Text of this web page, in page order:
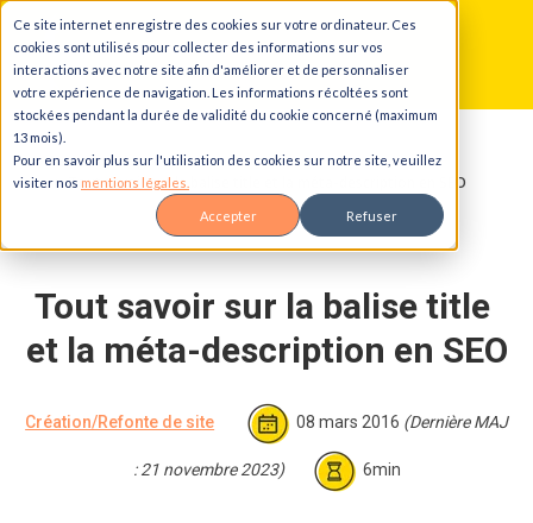
Ce site internet enregistre des cookies sur votre ordinateur. Ces
cookies sont utilisés pour collecter des informations sur vos
interactions avec notre site afin d'améliorer et de personnaliser
votre expérience de navigation. Les informations récoltées sont
stockées pendant la durée de validité du cookie concerné (maximum
13 mois).
Pour en savoir plus sur l'utilisation des cookies sur notre site, veuillez
visiter nos mentions légales.
Accepter Refuser
Aller au contenu principal
Aller à la navigation principale
Aller au pied de page
Accueil
Blog
Tout savoir sur la balise title et la méta-description en SEO
Tout savoir sur la balise title
et la méta-description en SEO
Création/Refonte de site 08 mars 2016 (Dernière MAJ
: 21 novembre 2023) 6min